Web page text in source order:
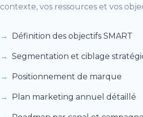
contexte, vos ressources et vos
Définition des objectifs SMART
Segmentation et ciblage
Positionnement de marque
Plan marketing annuel détaillé